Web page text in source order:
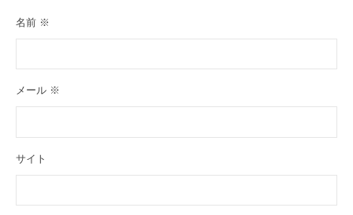
名前 ※
メール ※
サイト